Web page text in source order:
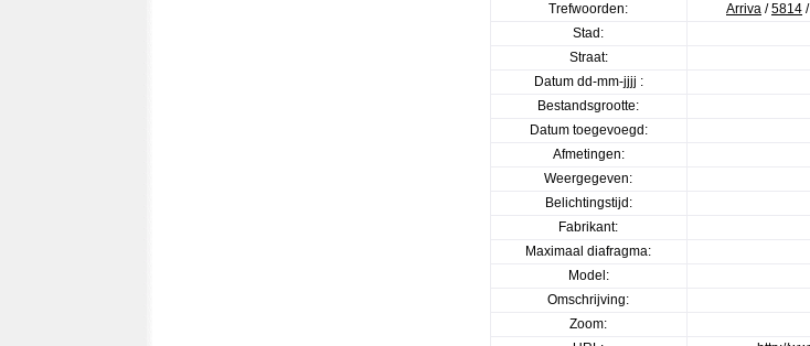
Trefwoorden:
Arriva /5814 /
Stad:
Straat:
Datum dd-mm-jjjj :
Bestandsgrootte:
Datum toegevoegd:
Afmetingen:
Weergegeven:
Belichtingstijd:
Fabrikant:
Maximaal diafragma:
Model:
Omschrijving:
Zoom: